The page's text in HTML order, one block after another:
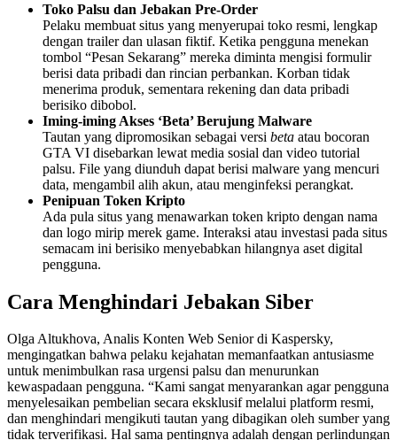
Toko Palsu dan Jebakan Pre-Order
Pelaku membuat situs yang menyerupai toko resmi, lengkap
dengan trailer dan ulasan fiktif. Ketika pengguna menekan
tombol “Pesan Sekarang” mereka diminta mengisi formulir
berisi data pribadi dan rincian perbankan. Korban tidak
menerima produk, sementara rekening dan data pribadi
berisiko dibobol.
Iming-iming Akses ‘Beta’ Berujung Malware
Tautan yang dipromosikan sebagai versi beta atau bocoran
GTA VI disebarkan lewat media sosial dan video tutorial
palsu. File yang diunduh dapat berisi malware yang mencuri
data, mengambil alih akun, atau menginfeksi perangkat.
Penipuan Token Kripto
Ada pula situs yang menawarkan token kripto dengan nama
dan logo mirip merek game. Interaksi atau investasi pada situs
semacam ini berisiko menyebabkan hilangnya aset digital
pengguna.
Cara Menghindari Jebakan Siber
Olga Altukhova, Analis Konten Web Senior di Kaspersky,
mengingatkan bahwa pelaku kejahatan memanfaatkan antusiasme
untuk menimbulkan rasa urgensi palsu dan menurunkan
kewaspadaan pengguna. “Kami sangat menyarankan agar pengguna
menyelesaikan pembelian secara eksklusif melalui platform resmi,
dan menghindari mengikuti tautan yang dibagikan oleh sumber yang
tidak terverifikasi. Hal sama pentingnya adalah dengan perlindungan